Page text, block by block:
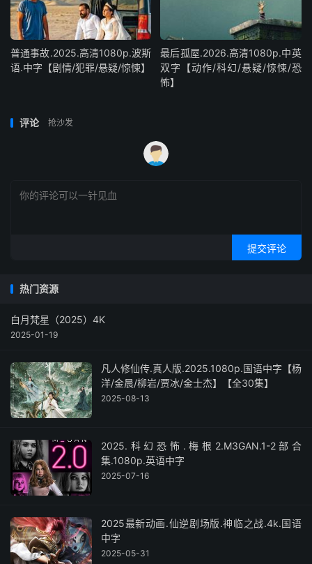
普通事故.2025.高清1080p.波斯
语.中字【剧情/犯罪/悬疑/惊悚】
最后孤屋.2026.高清1080p.中英
双字【动作/科幻/悬疑/惊悚/恐
怖】
评论 抢沙发
提交评论
热门资源
白月梵星（2025）4K
2025-01-19
凡人修仙传.真人版.2025.1080p.国语中字【杨
洋/金晨/柳岩/贾冰/金士杰】【全30集】
2025-08-13
2025.科幻恐怖.梅根2.M3GAN.1-2部合
集.1080p.英语中字
2025-07-16
2025最新动画.仙逆剧场版.神临之战.4k.国语
中字
2025-05-31